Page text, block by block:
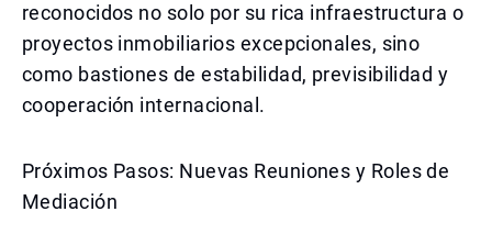
reconocidos no solo por su rica infraestructura o
proyectos inmobiliarios excepcionales, sino
como bastiones de estabilidad, previsibilidad y
cooperación internacional.
Próximos Pasos: Nuevas Reuniones y Roles de
Mediación